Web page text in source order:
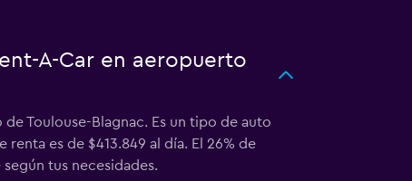
A-Car en aeropuerto
Toulouse-Blagnac. Es un tipo de auto
es de $413.849 al día. El 26% de
tus necesidades.